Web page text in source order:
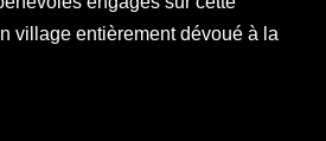
village entièrement dévoué à la